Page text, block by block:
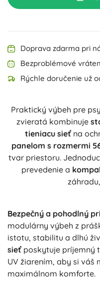
Doprava zdarma pri
Bezproblémové
Rýchle doručenie už
Praktický výbeh pre
zvieratá kombinuje
tieniacu sieťna
panelom s rozmermi
tvar priestoru.
prevedenie a
Bezpečný a pohodlný
modulárny výbeh z
istotu, stabilitu a dlhú
sieť poskytuje príjemný
UV žiarením, aby si váš
maximálnom komforte.